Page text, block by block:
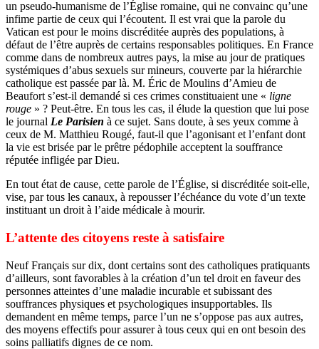
un pseudo-humanisme de l’Église romaine, qui ne convainc qu’une
infime partie de ceux qui l’écoutent. Il est vrai que la parole du
Vatican est pour le moins discréditée auprès des populations, à
défaut de l’être auprès de certains responsables politiques. En France
comme dans de nombreux autres pays, la mise au jour de pratiques
systémiques d’abus sexuels sur mineurs, couverte par la hiérarchie
catholique est passée par là. M. Éric de Moulins d’Amieu de
Beaufort s’est-il demandé si ces crimes constituaient une « ligne
rouge » ? Peut-être. En tous les cas, il élude la question que lui pose
le journal Le Parisien à ce sujet. Sans doute, à ses yeux comme à
ceux de M. Matthieu Rougé, faut-il que l’agonisant et l’enfant dont
la vie est brisée par le prêtre pédophile acceptent la souffrance
réputée infligée par Dieu.
En tout état de cause, cette parole de l’Église, si discréditée soit-elle,
vise, par tous les canaux, à repousser l’échéance du vote d’un texte
instituant un droit à l’aide médicale à mourir.
L’attente des citoyens reste à satisfaire
Neuf Français sur dix, dont certains sont des catholiques pratiquants
d’ailleurs, sont favorables à la création d’un tel droit en faveur des
personnes atteintes d’une maladie incurable et subissant des
souffrances physiques et psychologiques insupportables. Ils
demandent en même temps, parce l’un ne s’oppose pas aux autres,
des moyens effectifs pour assurer à tous ceux qui en ont besoin des
soins palliatifs dignes de ce nom.